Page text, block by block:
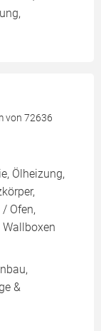
von 72636
Ölheizung,
Ofen,
&